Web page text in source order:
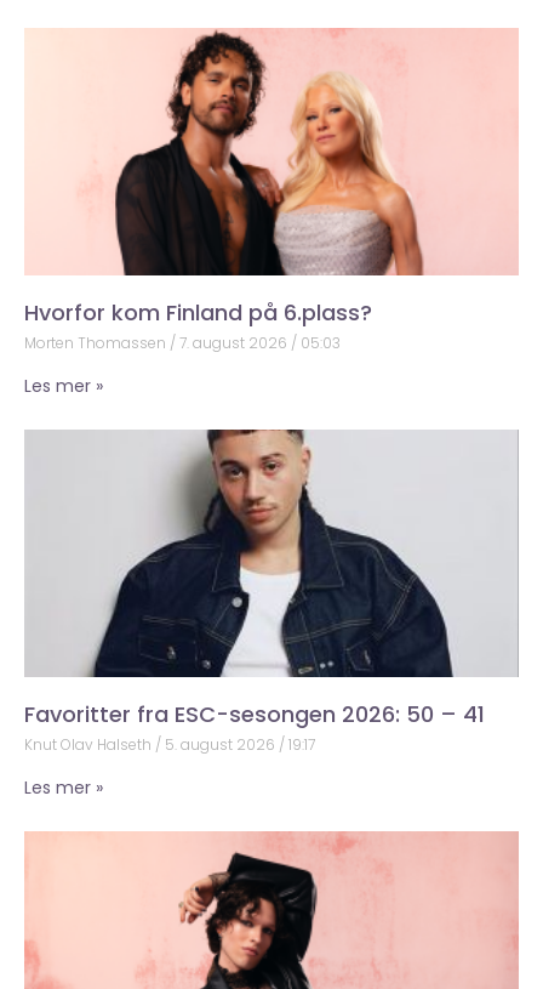
Hvorfor kom Finland på 6.plass?
Morten Thomassen 7. august 2026 05:03
Les mer »
Favoritter fra ESC-sesongen 2026: 50 – 41
Knut Olav Halseth 5. august 2026 19:17
Les mer »